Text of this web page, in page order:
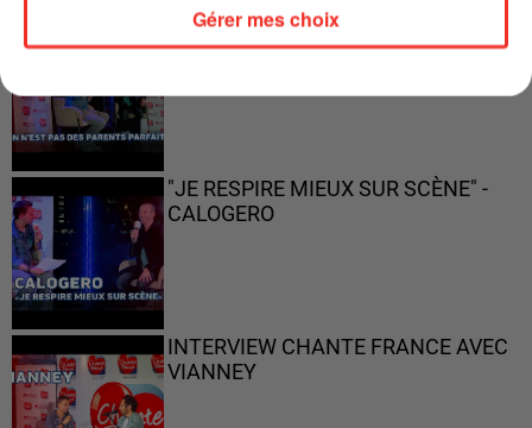
"ON N'EST PAS DES PARENTS
PARFAITS"
"JE RESPIRE MIEUX SUR SCÈNE" -
CALOGERO
INTERVIEW CHANTE FRANCE AVEC
VIANNEY
Gérer mes choix